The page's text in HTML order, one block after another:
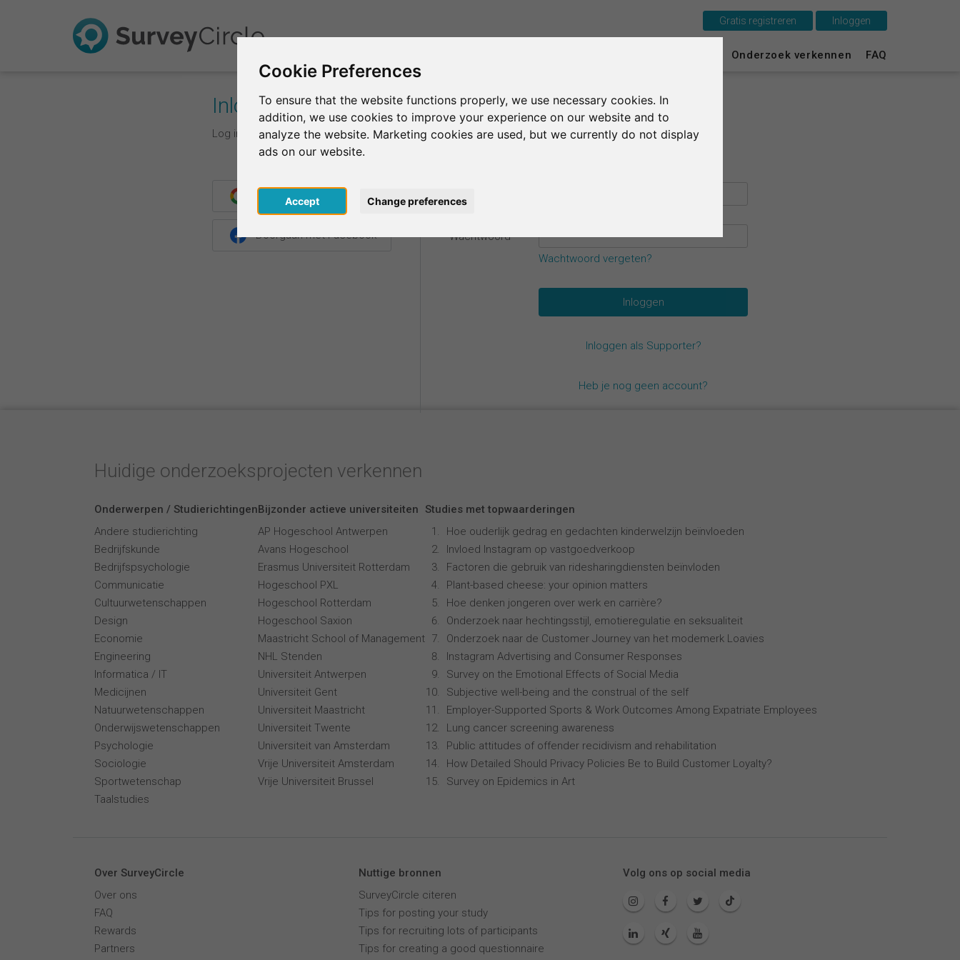
Cookie Preferences
To ensure that the website functions properly, we use necessary cookies. In
addition, we use cookies to improve your experience on our website and to
analyze the website. Marketing cookies are used, but we currently do not display
ads on our website.
Accept Change preferences
Onderzoek verkennen FAQ
Gratis registreren Inloggen
Inloggen
Log in met je inloggegevens.
Doorgaan met Google
Doorgaan met Facebook Wachtwoord*
Wachtwoord vergeten?
Inloggen als Supporter?
Heb je nog geen account?
Huidige onderzoeksprojecten verkennen
Onderwerpen / Studierichtingen
Andere studierichting
Bedrijfskunde
Bedrijfspsychologie
Communicatie
Cultuurwetenschappen
Design
Economie
Engineering
Informatica / IT
Medicijnen
Natuurwetenschappen
Onderwijswetenschappen
Psychologie
Sociologie
Sportwetenschap
Taalstudies
Bijzonder actieve universiteiten
AP Hogeschool Antwerpen
Avans Hogeschool
Erasmus Universiteit Rotterdam
Hogeschool PXL
Hogeschool Rotterdam
Hogeschool Saxion
Maastricht School of Management
NHL Stenden
Universiteit Antwerpen
Universiteit Gent
Universiteit Maastricht
Universiteit Twente
Universiteit van Amsterdam
Vrije Universiteit Amsterdam
Vrije Universiteit Brussel
Studies met topwaarderingen
Hoe ouderlijk gedrag en gedachten kinderwelzijn beïnvloeden
Invloed Instagram op vastgoedverkoop
Factoren die gebruik van ridesharingdiensten beïnvloden
Plant-based cheese: your opinion matters
Hoe denken jongeren over werk en carrière?
Onderzoek naar hechtingsstijl, emotieregulatie en seksualiteit
Onderzoek naar de Customer Journey van het modemerk Loavies
Instagram Advertising and Consumer Responses
Survey on the Emotional Effects of Social Media
Subjective well-being and the construal of the self
Employer-Supported Sports & Work Outcomes Among Expatriate Employees
Lung cancer screening awareness
Public attitudes of offender recidivism and rehabilitation
How Detailed Should Privacy Policies Be to Build Customer Loyalty?
Survey on Epidemics in Art
Over SurveyCircle
Over ons
FAQ
Rewards
Partners
Nuttige bronnen
SurveyCircle citeren
Tips for posting your study
Tips for recruiting lots of participants
Tips for creating a good questionnaire
Volg ons op social media